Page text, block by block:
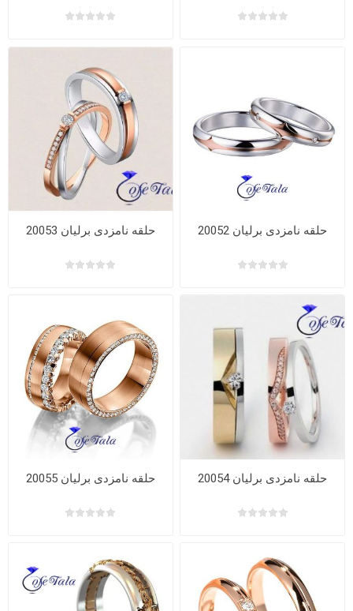
حلقه نامزدی برلیان 20052 حلقه نامزدی برلیان 20053
حلقه نامزدی برلیان 20054 حلقه نامزدی برلیان 20055